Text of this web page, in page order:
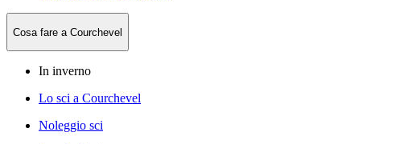
Cosa fare a Courchevel
In inverno
Lo sci a Courchevel
Noleggio sci